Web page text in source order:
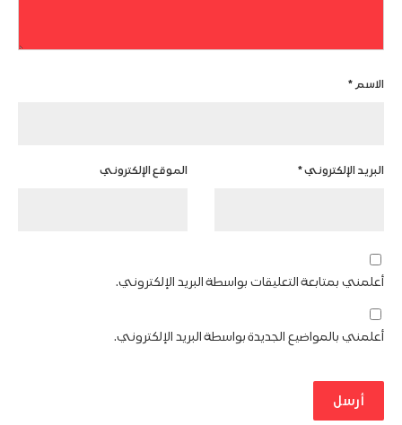
الاسم*
البريد الإلكتروني* الموقع الإلكتروني
أعلمني بمتابعة التعليقات بواسطة البريد الإلكتروني.
أعلمني بالمواضيع الجديدة بواسطة البريد الإلكتروني.